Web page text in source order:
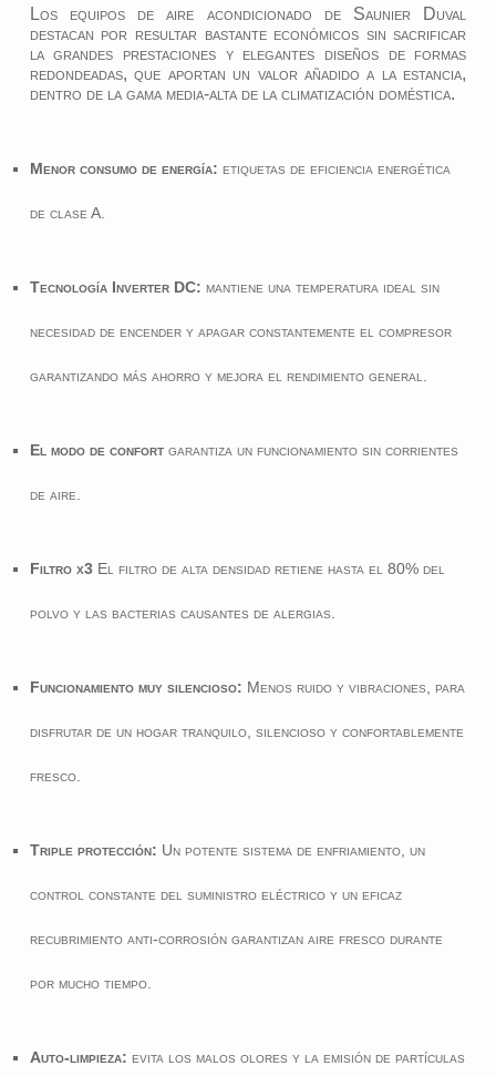
Los equipos de aire acondicionado de Saunier Duval
destacan por resultar bastante económicos sin sacrificar
la grandes prestaciones y elegantes diseños de formas
redondeadas, que aportan un valor añadido a la estancia,
dentro de la gama media-alta de la climatización doméstica.
Menor consumo de energía: etiquetas de eficiencia energética
de clase A.
Tecnología Inverter DC: mantiene una temperatura ideal sin
necesidad de encender y apagar constantemente el compresor
garantizando más ahorro y mejora el rendimiento general.
El modo de confortgarantiza un funcionamiento sin corrientes
de aire.
Filtro x3El filtro de alta densidad retiene hasta el 80% del
polvo y las bacterias causantes de alergias.
Funcionamiento muy silencioso: Menos ruido y vibraciones, para
disfrutar de un hogar tranquilo, silencioso y confortablemente
fresco.
Triple protección: Un potente sistema de enfriamiento, un
control constante del suministro eléctrico y un eficaz
recubrimiento anti-corrosión garantizan aire fresco durante
por mucho tiempo.
Auto-limpieza: evita los malos olores y la emisión de partículas